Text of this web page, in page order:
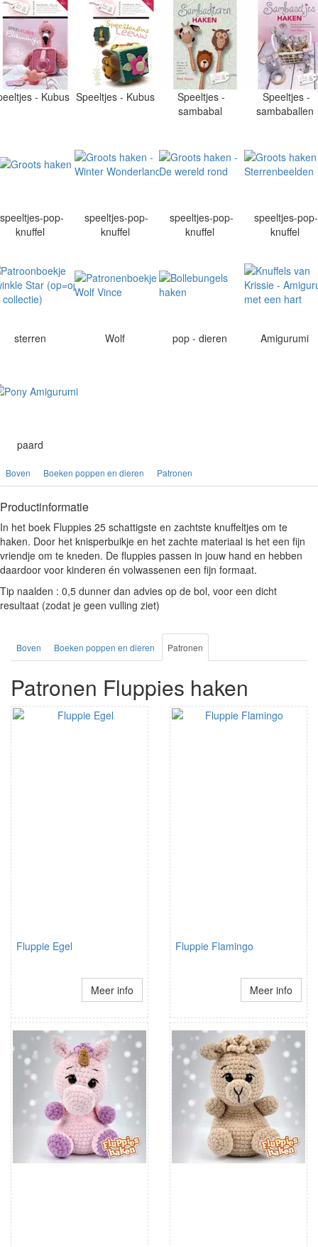
- Kubus Speeltjes - Kubus
Speeltjes -
sambabal
Speeltjes -
sambaballen
speeltjes-pop-
knuffel
speeltjes-pop-
knuffel
speeltjes-pop-
knuffel
speeltjes-pop-
knuffel
sterren Wolf pop - dieren Amigurumi
paard
Boven Boeken poppen en dieren Patronen
Productinformatie
In het boek Fluppies 25 schattigste en zachtste knuffeltjes om te
haken. Door het knisperbuikje en het zachte materiaal is het een fijn
vriendje om te kneden. De fluppies passen in jouw hand en hebben
daardoor voor kinderen én volwassenen een fijn formaat.
Tip naalden : 0,5 dunner dan advies op de bol, voor een dicht
resultaat (zodat je geen vulling ziet)
Boven Boeken poppen en dieren Patronen
Patronen Fluppies haken
Fluppie Egel
Meer info
Fluppie Flamingo
Meer info